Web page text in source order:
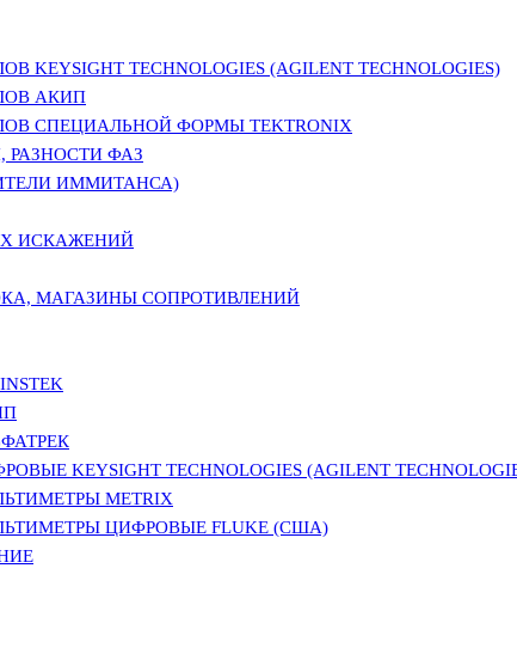
TECHNOLOGIES (AGILENT TECHNOLOGIES)
АКИП
СПЕЦИАЛЬНОЙ ФОРМЫ TEKTRONIX
РАЗНОСТИ ФАЗ
ИММИТАНСА)
ИСКАЖЕНИЙ
МАГАЗИНЫ СОПРОТИВЛЕНИЙ
KEYSIGHT TECHNOLOGIES (AGILENT
METRIX
ЦИФРОВЫЕ FLUKE (США)